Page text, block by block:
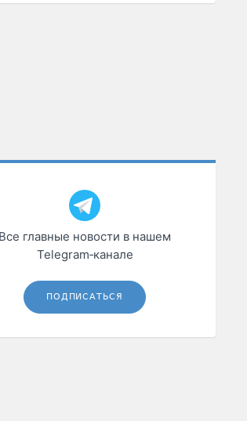
Все главные новости в нашем
Telegram‑канале
ПОДПИСАТЬСЯ